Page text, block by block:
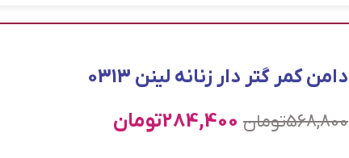
دامن کمر گتر دار زنانه لینن 0313
568,800تومان 284,400تومان